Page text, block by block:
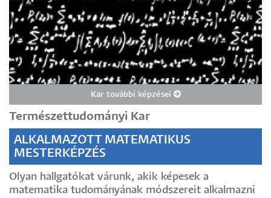
Kar további képzései
Természettudományi Kar
ALKALMAZOTT MATEMATIKUS
MESTERKÉPZÉS
Olyan hallgatókat várunk, akik képesek a
matematika tudományának módszereit alkalmazni